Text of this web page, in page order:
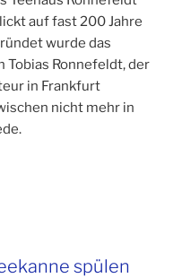
auf fast 200 Jahre
wurde das
Tobias Ronnefeldt, der
in Frankfurt
nicht mehr in
spülen